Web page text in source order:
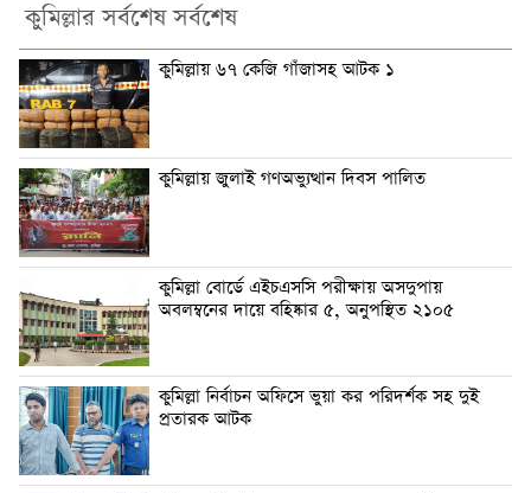
কুমিল্লার সর্বশেষ সর্বশেষ
কুমিল্লায় ৬৭ কেজি গাঁজাসহ আটক ১
কুমিল্লায় জুলাই গণঅভ্যুত্থান দিবস পালিত
কুমিল্লা বোর্ডে এইচএসসি পরীক্ষায় অসদুপায়
অবলম্বনের দায়ে বহিষ্কার ৫, অনুপস্থিত ২১০৫
কুমিল্লা নির্বাচন অফিসে ভুয়া কর পরিদর্শক সহ দুই
প্রতারক আটক